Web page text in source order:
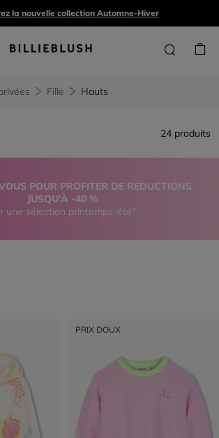
la nouvelle collection Automne-Hiver
Fille Hauts
24 produits
POUR PROFITER DE RÉDUCTIONS
JUSQU’À -40 %
une sélection printemps-été*
PRIX DOUX